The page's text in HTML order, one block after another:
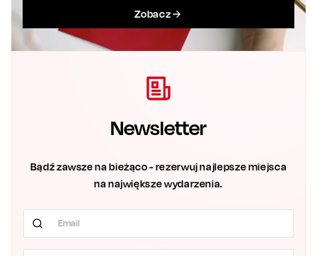
Zobacz
Newsletter
Bądź zawsze na bieżąco - rezerwuj najlepsze miejsca
na największe wydarzenia.